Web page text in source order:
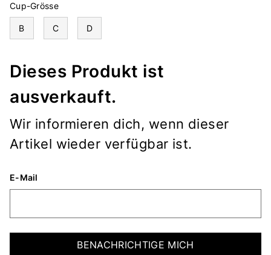
Cup-Grösse
B C D
Dieses Produkt ist
ausverkauft.
Wir informieren dich, wenn dieser
Artikel wieder verfügbar ist.
E-Mail
BENACHRICHTIGE MICH